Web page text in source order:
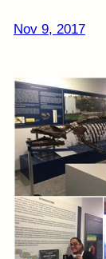
Nov 9, 2017